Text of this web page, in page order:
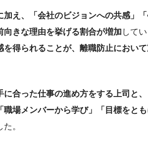
え、「会社のビジョンへの共感」
きな理由を挙げる割合が増加 してい
得られることが、離職防止におい
合った仕事の進め方をする上司と
場メンバーから学び」「目標をと
。